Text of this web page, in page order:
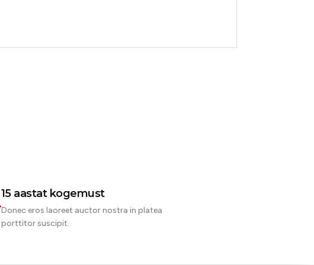
15 aastat kogemust
Donec eros laoreet auctor nostra in platea
porttitor suscipit.